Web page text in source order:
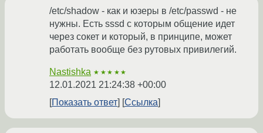
/etc/shadow - как и юзеры в /etc/passwd - не
нужны. Есть sssd с которым общение идет
через сокет и который, в принципе, может
работать вообще без рутовых привилегий.
Nastishka ★★★★★
12.01.2021 21:24:38 +00:00
Показать ответ
Ссылка